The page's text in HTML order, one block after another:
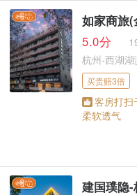
如家商旅
5.0分
杭州-西湖湖
买贵赔3倍
客房打扫
柔软透气
建国璞隐